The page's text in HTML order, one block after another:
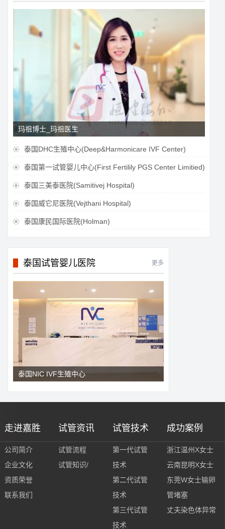
玛祖博士_玛祖医生
 泰国DHC生殖中心(Deep&Harmonicare IVF Center)
 泰国第一试管婴儿中心(First Fertilily PGS Center Limitied)
 泰国三美泰医院(Samitivej Hospital)
 泰国威它尼医院(Vejthani Hospital)
 泰国康民国际医院(Holman)
泰国试管婴儿医院 更多
泰国NIC IVF生殖中心
走进嘉胜
公司简介
企业文化
资质荣誉
联系我们
试管资讯
试管流程
试管知识/
试管技术
第一代试管
技术
第二代试管
技术
第三代试管
技术
成功案例
浙江温州X女士
云南昆明X女士
东莞W女士输卵
管堵塞
丈夫染色体异常